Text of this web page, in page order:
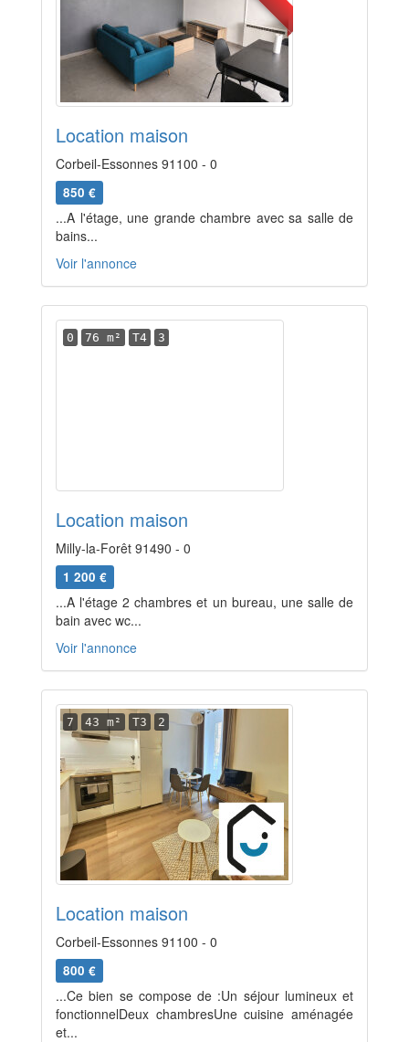
Location maison
Corbeil-Essonnes 91100 - 0
850 €
...A l'étage, une grande chambre avec sa salle de
bains...
Voir l'annonce
0 76 m² T4 3
Location maison
Milly-la-Forêt 91490 - 0
1 200 €
...A l'étage 2 chambres et un bureau, une salle de
bain avec wc...
Voir l'annonce
7 43 m² T3 2
Location maison
Corbeil-Essonnes 91100 - 0
800 €
...Ce bien se compose de :Un séjour lumineux et
fonctionnelDeux chambresUne cuisine aménagée
et...